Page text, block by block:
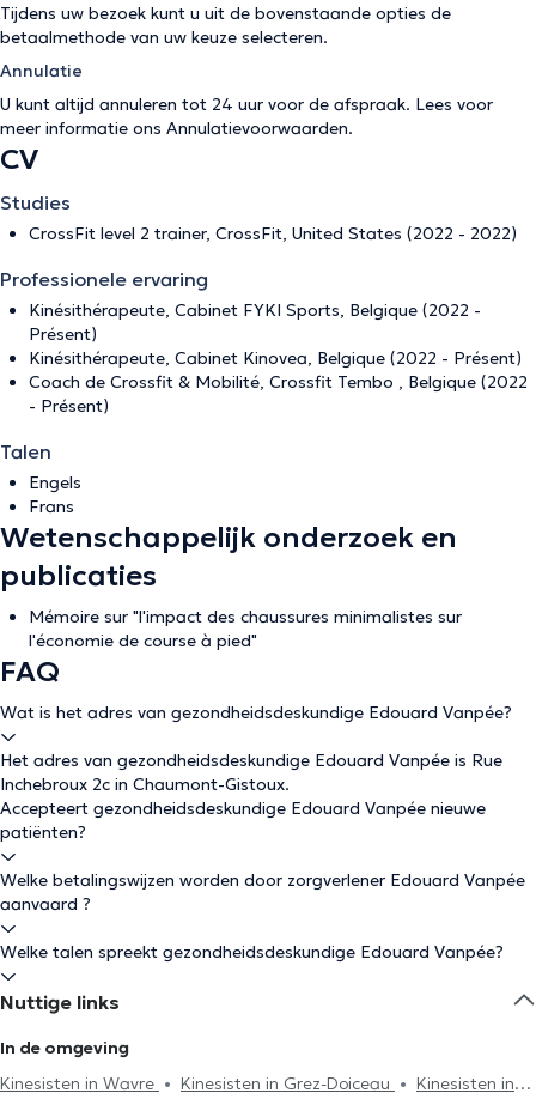
Tijdens uw bezoek kunt u uit de bovenstaande opties de
betaalmethode van uw keuze selecteren.
Annulatie
U kunt altijd annuleren tot 24 uur voor de afspraak. Lees voor
meer informatie ons Annulatievoorwaarden.
CV
Studies
CrossFit level 2 trainer, CrossFit, United States (2022 - 2022)
Professionele ervaring
Kinésithérapeute, Cabinet FYKI Sports, Belgique (2022 -
Présent)
Kinésithérapeute, Cabinet Kinovea, Belgique (2022 - Présent)
Coach de Crossfit & Mobilité, Crossfit Tembo , Belgique (2022
- Présent)
Talen
Engels
Frans
Wetenschappelijk onderzoek en
publicaties
Mémoire sur "l'impact des chaussures minimalistes sur
l'économie de course à pied"
FAQ
Wat is het adres van gezondheidsdeskundige Edouard Vanpée?
Het adres van gezondheidsdeskundige Edouard Vanpée is Rue
Inchebroux 2c in Chaumont-Gistoux.
Accepteert gezondheidsdeskundige Edouard Vanpée nieuwe
patiënten?
Welke betalingswijzen worden door zorgverlener Edouard Vanpée
aanvaard ?
Welke talen spreekt gezondheidsdeskundige Edouard Vanpée?
Nuttige links
In de omgeving
Kinesisten in Wavre
Kinesisten in Grez-Doiceau
Kinesisten in